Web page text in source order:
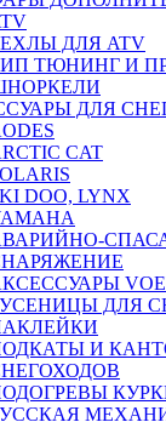
ДЛЯ ATV
ТЮНИНГ И
ДЛЯ
CAT
DOO, LYNX
ДЛЯ
И